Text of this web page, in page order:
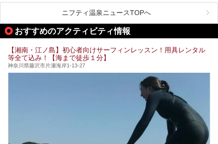
提供元：株式会社西武・プリンスホテルズワールドワイド
【PR】
この記事はザ・プリンス 箱根芦ノ湖のPR記事です。
が楽しめるまさに眺望自慢の日帰り温泉。
そしてここは全24室の「箱根 芦ノ湖畔蛸川温泉 龍宮殿」と
して宿泊もできます。宿泊者は「龍宮殿本館」の営業時間に
加えて、朝6時からの宿泊者専用時間帯にも「龍宮殿本館」
のお風呂が利用できます。
今回は日帰り温泉としての「絶景日帰り温泉 龍宮殿本館
（以下、龍宮殿本館）」と、旅館としての「箱根 芦ノ湖畔
蛸川温泉 龍宮殿（以下、龍宮殿）」の両方の魅力をたっぷ
りお伝えします！
ここは箱根神社、九頭龍神社、白龍神社、箱根元宮と箱根の
4つの神社に囲まれたパワースポットです。
提供元：株式会社西武・プリンスホテルズワールドワイド
この記事は箱根 芦ノ湖畔蛸川温泉 龍宮殿のPR記事です。
ニフティ温泉ニュースTOPへ
おすすめのアクティビティ情報
【湘南・江ノ島】初心者向けサーフィンレッスン！用具レンタル
等全て込み！【海まで徒歩１分】
神奈川県藤沢市片瀬海岸1-13-27